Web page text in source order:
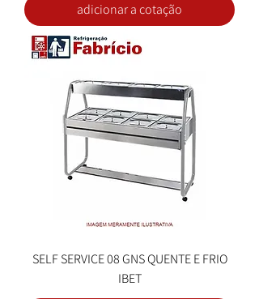
adicionar a cotação
SELF SERVICE 08 GNS QUENTE E FRIO
IBET